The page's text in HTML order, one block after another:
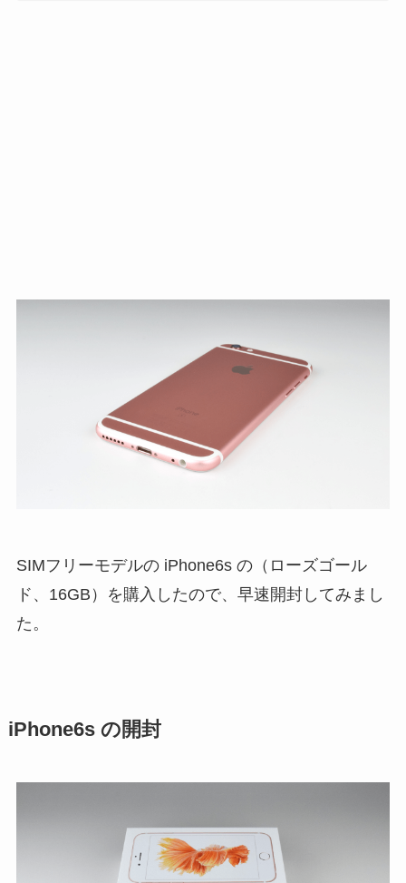
SIMフリーモデルの iPhone6s の（ローズゴール
ド、16GB）を購入したので、早速開封してみまし
た。
iPhone6s の開封